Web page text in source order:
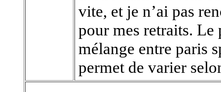
vite, et je n’ai pas
pour mes retraits. Le
mélange entre paris
permet de varier